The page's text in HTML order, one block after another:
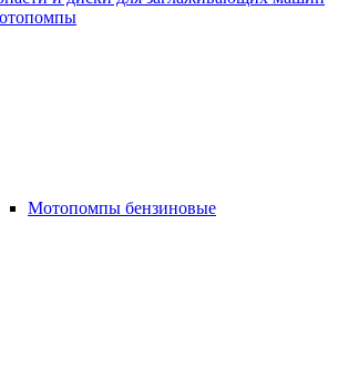
Мотопомпы бензиновые